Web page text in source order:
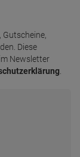
Diese
Newsletter
.